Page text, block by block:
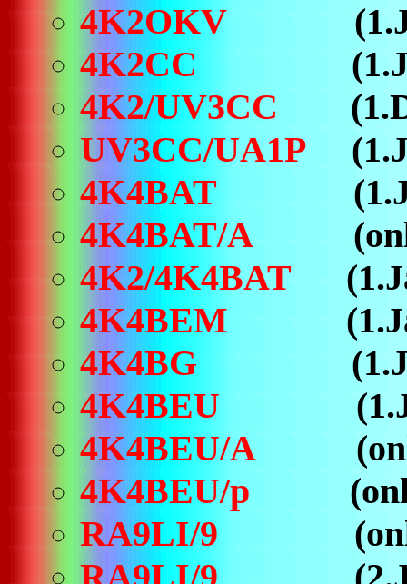
4K2OKV
4K2CC
4K2/UV3CC
UV3CC/UA1P
4K4BAT
4K4BAT/A (only
4K2/4K4BAT
4K4BEM
4K4BG
4K4BEU
4K4BEU/A (only
4K4BEU/p (only
RA9LI/9 (only